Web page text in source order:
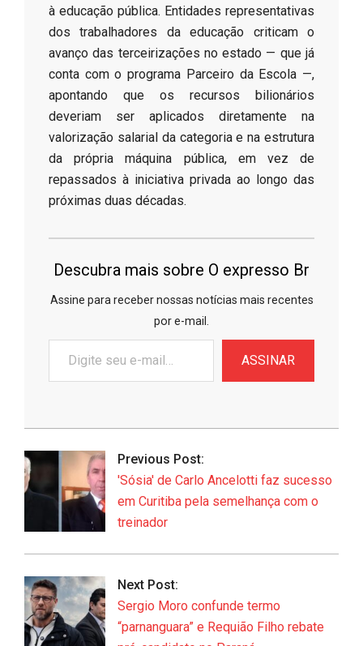
à educação pública. Entidades representativas
dos trabalhadores da educação criticam o
avanço das terceirizações no estado — que já
conta com o programa Parceiro da Escola —,
apontando que os recursos bilionários
deveriam ser aplicados diretamente na
valorização salarial da categoria e na estrutura
da própria máquina pública, em vez de
repassados à iniciativa privada ao longo das
próximas duas décadas.
Descubra mais sobre O expresso Br
Assine para receber nossas notícias mais recentes
por e-mail.
seu
e-
ASSINAR
2026-
25
Previous Post:
'Sósia' de Carlo Ancelotti faz sucesso
em Curitiba pela semelhança com o
treinador
Next Post:
Sergio Moro confunde termo
“parnanguara” e Requião Filho rebate